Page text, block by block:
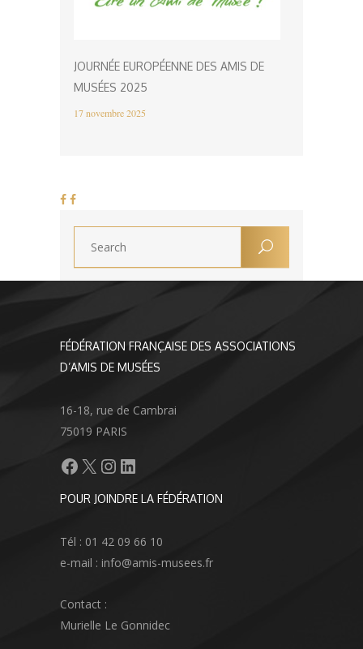
JOURNÉE EUROPÉENNE DES AMIS DE
MUSÉES 2025
17 novembre 2025
FÉDÉRATION FRANÇAISE DES ASSOCIATIONS
D’AMIS DE MUSÉES
16-18, rue de Cambrai
75019 PARIS
Facebook
X Instagram
LinkedIn
POUR JOINDRE LA FÉDÉRATION
Tél : 01 42 09 66 10
e-mail : info@amis-musees.fr
Contact :
Murielle Le Gonnidec